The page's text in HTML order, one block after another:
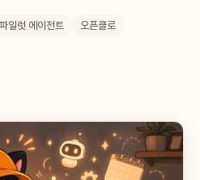
일럿 에이전트 오픈클로